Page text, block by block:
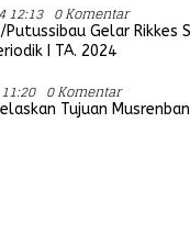
12:13 0 Komentar
Putussibau Gelar Rikkes
I TA. 2024
0 Komentar
Tujuan